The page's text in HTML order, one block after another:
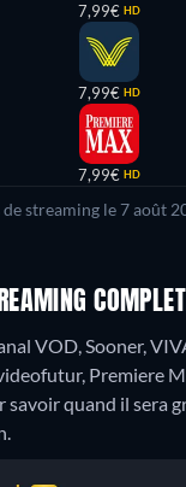
7,99€ HD
7,99€ HD
7,99€ HD
streaming le 7 août
VOD, Sooner,
Premiere
quand il sera